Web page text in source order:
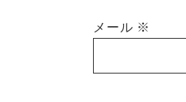
メール ※